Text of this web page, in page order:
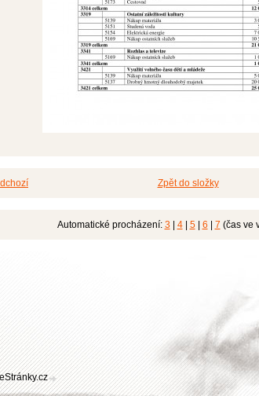
Zpět do složky
Automatické procházení: 3 4| 5| 6 7 (čas ve